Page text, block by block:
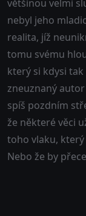
většinou velmi
nebyl jeho
realita, jíž
tomu svému
který si kdysi tak
zneuznaný
spíš pozdním
že některé věci
toho vlaku,
Nebo že by